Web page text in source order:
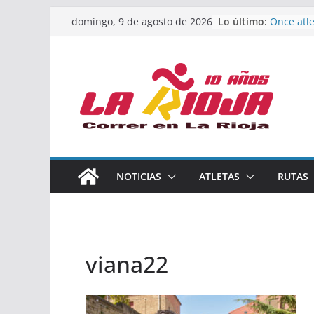
Saltardomingo, 9 de agosto de 2026 Lo último: Once
Un
de
riojana
El
Rioja
España
NOTICIAS ATLETAS RUTAS
viana22